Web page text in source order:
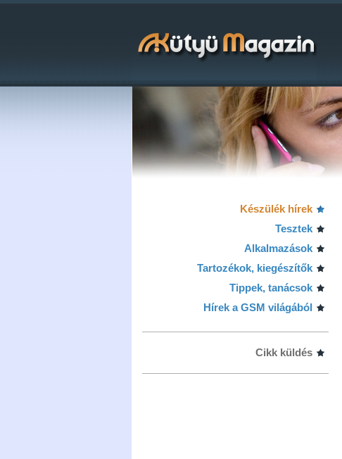
Készülék hírek
Tesztek
Alkalmazások
Tartozékok, kiegészítők
Tippek, tanácsok
Hírek a GSM világából
Cikk küldés